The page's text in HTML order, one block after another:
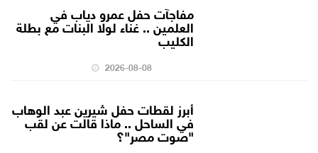
مفاجآت حفل عمرو دياب في
العلمين .. غناء لولا البنات مع بطلة
الكليب
2026-08-08
أبرز لقطات حفل شيرين عبد الوهاب
في الساحل .. ماذا قالت عن لقب
"صوت مصر"؟